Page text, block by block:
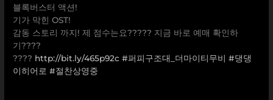
블록버스터 액션!
기가 막힌 OST!
감동 스토리 까지! 제 점수는요????? 지금 바로 예매 확인하
기????
???? http://bit.ly/465p92c #퍼피구조대_더마이티무비 #댕댕
이히어로 #절찬상영중